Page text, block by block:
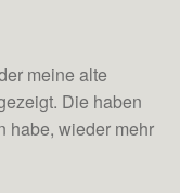
meine alte
Die haben
habe, wieder mehr